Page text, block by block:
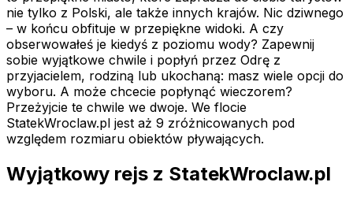
nie tylko z Polski, ale także innych krajów. Nic dziwnego
– w końcu obfituje w przepiękne widoki. A czy
obserwowałeś je kiedyś z poziomu wody? Zapewnij
sobie wyjątkowe chwile i popłyń przez Odrę z
przyjacielem, rodziną lub ukochaną: masz wiele opcji do
wyboru. A może chcecie popłynąć wieczorem?
Przeżyjcie te chwile we dwoje. We flocie
StatekWroclaw.pl jest aż 9 zróżnicowanych pod
względem rozmiaru obiektów pływających.
Wyjątkowy rejs z StatekWroclaw.pl